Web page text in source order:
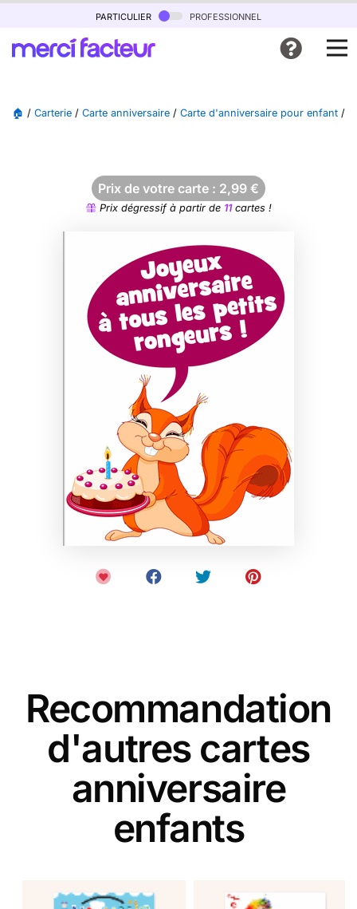
particulier professionnel
🏠 / Carterie / Carte anniversaire / Carte d'anniversaire pour enfant /
Prix de votre carte : 2,99 €
Prix dégressif à partir de 11cartes !
Recommandation
d'autres cartes
anniversaire
enfants